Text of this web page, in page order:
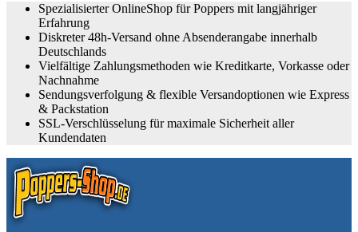
Spezialisierter OnlineShop für Poppers mit langjähriger
Erfahrung
Diskreter 48h-Versand ohne Absenderangabe innerhalb
Deutschlands
Vielfältige Zahlungsmethoden wie Kreditkarte, Vorkasse oder
Nachnahme
Sendungsverfolgung & flexible Versandoptionen wie Express
& Packstation
SSL-Verschlüsselung für maximale Sicherheit aller
Kundendaten